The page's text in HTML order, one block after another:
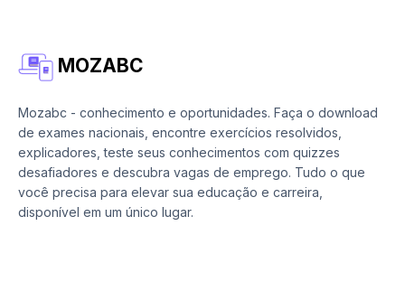
MOZABC
Mozabc - conhecimento e oportunidades. Faça o download
de exames nacionais, encontre exercícios resolvidos,
explicadores, teste seus conhecimentos com quizzes
desafiadores e descubra vagas de emprego. Tudo o que
você precisa para elevar sua educação e carreira,
disponível em um único lugar.